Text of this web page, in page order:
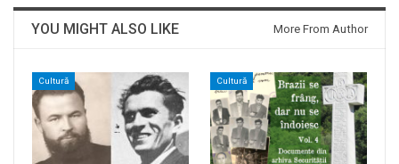
YOU MIGHT ALSO LIKE More From Author
Cultură Cultură